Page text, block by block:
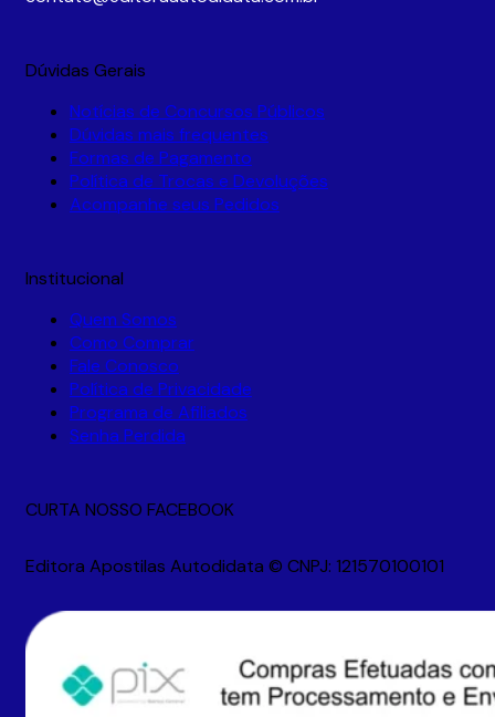
Dúvidas Gerais
Notícias de Concursos Públicos
Dúvidas mais frequentes
Formas de Pagamento
Política de Trocas e Devoluções
Acompanhe seus Pedidos
Institucional
Quem Somos
Como Comprar
Fale Conosco
Política de Privacidade
Programa de Afiliados
Senha Perdida
CURTA NOSSO FACEBOOK
Editora Apostilas Autodidata © CNPJ: 121570100101